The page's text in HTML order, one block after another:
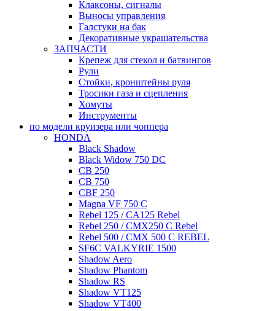
Клаксоны, сигналы
Выносы управления
Галстуки на бак
Декоративные украшательства
ЗАПЧАСТИ
Крепеж для стекол и батвингов
Рули
Стойки, кронштейны руля
Тросики газа и сцепления
Хомуты
Инструменты
по модели круизера или чоппера
HONDA
Black Shadow
Black Widow 750 DC
CB 250
CB 750
CBF 250
Magna VF 750 C
Rebel 125 / CA125 Rebel
Rebel 250 / CMX250 C Rebel
Rebel 500 / CMX 500 C REBEL
SF6C VALKYRIE 1500
Shadow Aero
Shadow Phantom
Shadow RS
Shadow VT125
Shadow VT400